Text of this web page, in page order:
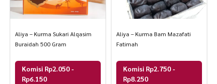
Aliya – Kurma Sukari Alqasim
Buraidah 500 Gram
Komisi Rp2.050 -
Rp6.150
Aliya – Kurma Bam Mazafati
Fatimah
Komisi Rp2.750 -
Rp8.250